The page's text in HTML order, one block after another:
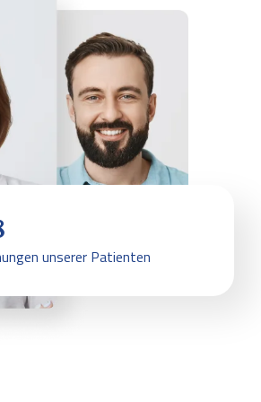
unserer Patienten